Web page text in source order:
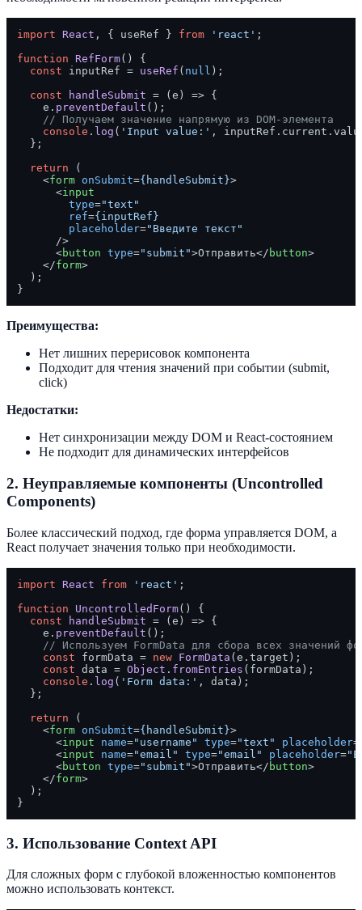
import React , { useRef } from 'react' ;
function
RefForm( ) {
const inputRef = useRef ( null );
const
handleSubmit = ( e ) => {
    e.
preventDefault ();
// Получаем значение напрямую из DOM-элемента
console . log ( 'Input value:' , inputRef. current .
  };
return (
<form onSubmit={handleSubmit}>
<input
type="text"
ref={inputRef}
placeholder="Введите текст"
      />
<button type="submit">Отправить</ button>
</form>
  );
Преимущества:
Нет лишних перерисовок компонента
Подходит для чтения значений при событии (submit,
click)
Недостатки:
Нет синхронизации между DOM и React-состоянием
Не подходит для динамических интерфейсов
2. Неуправляемые компоненты (Uncontrolled
Components)
Более классический подход, где форма управляется DOM, а
React получает значения только при необходимости.
import React from 'react' ;
function
UncontrolledForm( ) {
const
handleSubmit = ( e ) => {
    e.
preventDefault ();
// Используем FormData для сбора всех значений
const formData = new FormData (e. target );
const data = Object . fromEntries (formData);
console . log ( 'Form data:' , data);
  };
return (
<form onSubmit={handleSubmit}>
<input name="username" type="text" placeholder=
<input name="email" type="email" placeholder=
<button type="submit">Отправить</ button>
</form>
  );
3. Использование Context API
Для сложных форм с глубокой вложенностью компонентов
можно использовать контекст.